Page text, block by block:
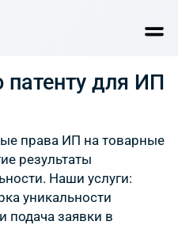
патенту для ИП
права ИП на товарные
результаты
Наши услуги:
уникальности
подача заявки в